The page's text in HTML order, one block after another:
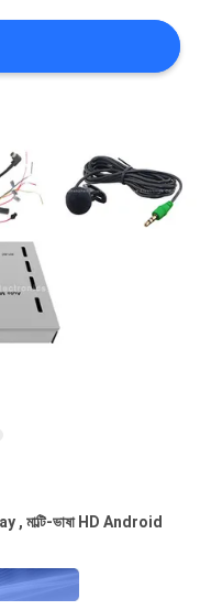
ভাষা HD Android